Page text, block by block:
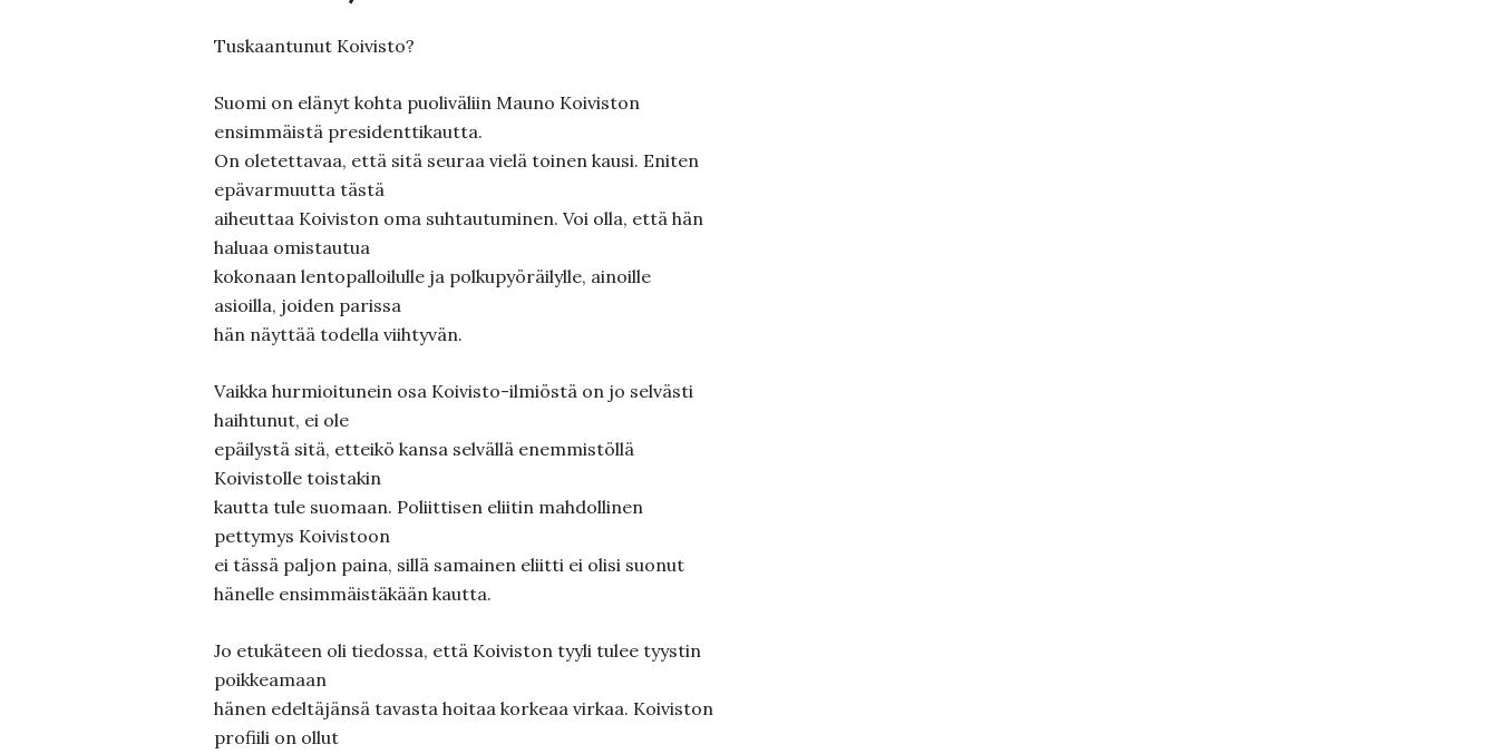
Tuskaantunut Koivisto?
Suomi on elänyt kohta puoliväliin Mauno Koiviston
ensimmäistä presidenttikautta.
On oletettavaa, että sitä seuraa vielä toinen kausi. Eniten
epävarmuutta tästä
aiheuttaa Koiviston oma suhtautuminen. Voi olla, että hän
haluaa omistautua
kokonaan lentopalloilulle ja polkupyöräilylle, ainoille
asioilla, joiden parissa
hän näyttää todella viihtyvän.
Vaikka hurmioitunein osa Koivisto-ilmiöstä on jo selvästi
haihtunut, ei ole
epäilystä sitä, etteikö kansa selvällä enemmistöllä
Koivistolle toistakin
kautta tule suomaan. Poliittisen eliitin mahdollinen
pettymys Koivistoon
ei tässä paljon paina, sillä samainen eliitti ei olisi suonut
hänelle ensimmäistäkään kautta.
Jo etukäteen oli tiedossa, että Koiviston tyyli tulee tyystin
poikkeamaan
hänen edeltäjänsä tavasta hoitaa korkeaa virkaa. Koiviston
profiili on ollut